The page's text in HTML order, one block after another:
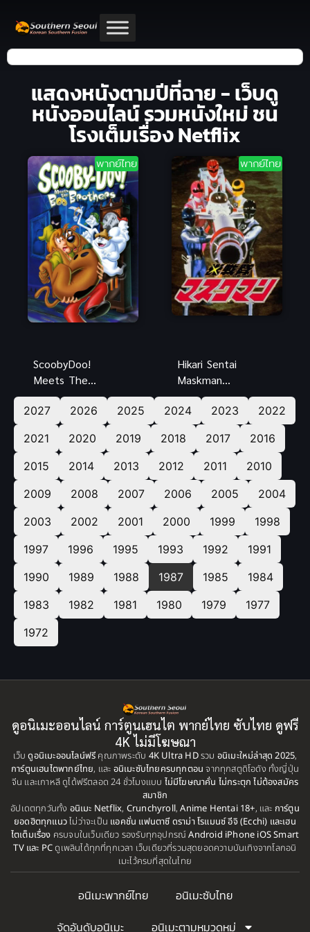
แสดงหนังตามปีที่ฉาย - เว็บดู
หนังออนไลน์ รวมหนังใหม่ ชน
โรงเต็มเรื่อง Netflix
2027 2026 2025 2024 2023
2022
2021
2020 2019 2018 2017
2016
2015
2014 2013 2012 2011
2010
2009
2008 2007 2006 2005
2004
2003
2002 2001 2000 1999
1998
1997
1996 1995 1993 1992
1991
1990
1989 1988 1987 1985
1984
1983
1982 1981 1980 1979
1977
1972
พากย์ไทย
ScoobyDoo!
Meets The
Boo Brothers
สคูบี้ดู ตะลุย
ปราสาทผีสิง
พากย์ไทย
พากย์ไทย
Hikari Sentai
Maskman
ขบวนการแสง
มาสค์แมน
พากย์ไทย สุด
ยอดความสนุก
ดูอนิเมะออนไลน์ การ์ตูนเฮนไต พากย์ไทย ซับไทย ดูฟรี
4K ไม่มีโฆษณา
เว็บดูอนิเมะออนไลน์ฟรี คุณภาพระดับ 4K Ultra HDรวม อนิเมะใหม่ล่าสุด 2025,
การ์ตูนเฮนไตพากย์ไทย, และ อนิเมะซับไทยครบทุกตอน จากทุกสตูดิโอดัง ทั้งญี่ปุ่น
จีน และเกาหลี ดูได้ฟรีตลอด 24 ชั่วโมงแบบ ไม่มีโฆษณาคั่น ไม่กระตุก ไม่ต้องสมัคร
สมาชิก
อัปเดตทุกวันทั้ง อนิเมะ Netflix, Crunchyroll,Anime Hentai 18+, และ การ์ตูน
ยอดฮิตทุกแนวไม่ว่าจะเป็น แอคชั่น แฟนตาซี ดราม่า โรแมนซ์ อีจิ (Ecchi) และเฮน
ไตเต็มเรื่อง ครบจบในเว็บเดียว รองรับทุกอุปกรณ์Android iPhone iOS Smart
TV และ PCดูเพลินได้ทุกที่ทุกเวลา เว็บเดียวที่รวมสุดยอดความบันเทิงจากโลกอนิ
เมะไว้ครบที่สุดในไทย
อนิเมะพากย์ไทย
อนิเมะซับไทย
จัดอันดับอนิเมะ
อนิเมะตามหมวดหมู่